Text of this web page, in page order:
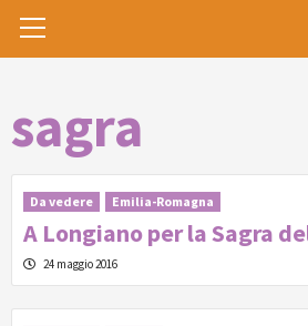
Menu
sagra
Da vedere Emilia-Romagna
A Longiano per la Sagra
24 maggio 2016